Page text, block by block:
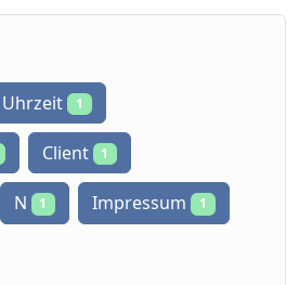
Uhrzeit 1
Client 1
N 1 Impressum 1